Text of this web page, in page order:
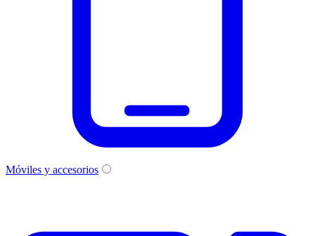
Móviles y accesorios